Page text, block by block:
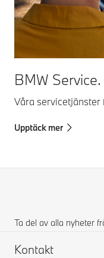
BMW Service.
Våra servicetjänster
Upptäck mer
Ta del av alla nyheter
Kontakt